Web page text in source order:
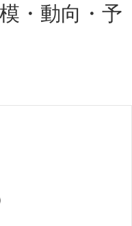
・動向・予